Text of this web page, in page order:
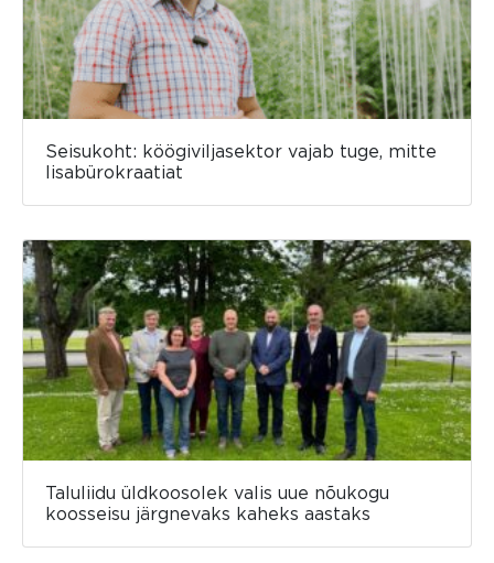
Seisukoht: köögiviljasektor vajab tuge, mitte
lisabürokraatiat
Taluliidu üldkoosolek valis uue nõukogu
koosseisu järgnevaks kaheks aastaks